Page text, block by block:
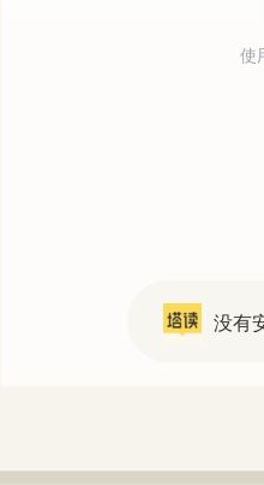
使
没有